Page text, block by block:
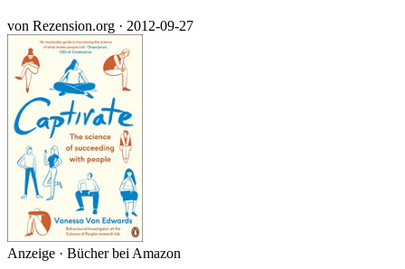
von Rezension.org · 2012-09-27
Anzeige · Bücher bei Amazon